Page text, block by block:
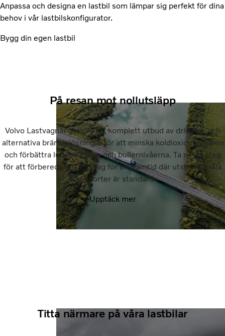
Anpassa och designa en lastbil som lämpar sig perfekt för dina
behov i vår lastbilskonfigurator.
Bygg din egen lastbil
På resan mot nollutsläpp
Volvo Lastvagnar ger dig ett komplett utbud av drivlinor och
alternativa bränslelösningar för att minska koldioxidutsläppen
och förbättra luftkvaliteten och bullernivåerna. Ta nästa steg
för att förbereda ditt företag för en framtid där utsläppssnåla
transporter är standard.
Upptäck mer
Titta närmare på våra lastbilar